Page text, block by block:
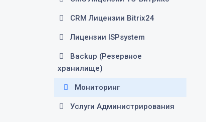
CRM Лицензии Bitrix24
Лицензии ISPsystem
Backup (Резервное
хранилище)
Мониторинг
Услуги Администрирования